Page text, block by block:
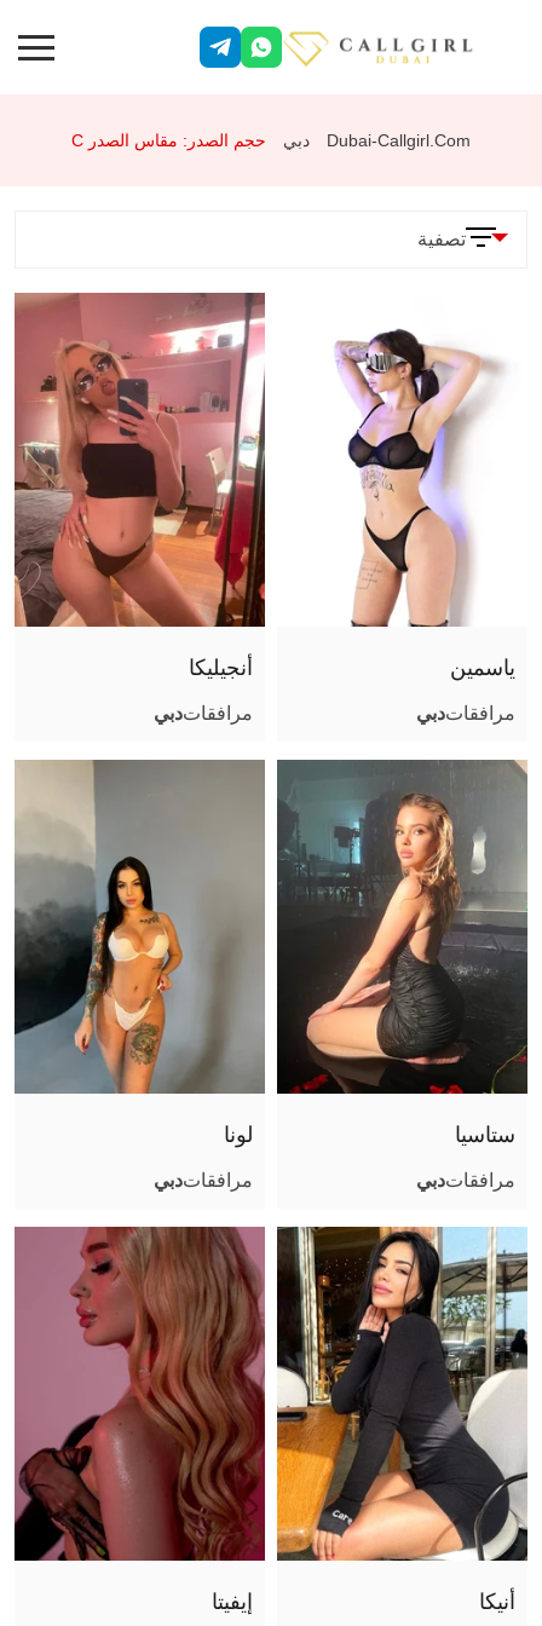
Dubai-Callgirl.com دبي حجم الصدر: مقاس الصدر C
ياسمين
مرافقاتدبي
أنجيليكا
مرافقاتدبي
ستاسيا
مرافقاتدبي
لونا
مرافقاتدبي
أنيكا إيفيتا
تصفية
المعلمات
الخدمات
وضعية 69
جنس شرجي
تقييد
صور عادية (أثناء اللقاء)
جنس تقليدي مهبلي
قذف على الجسم
لحس مهبلي
مص عميق
كلام بذيء
سيطرة
ثنائي مع فتاة
مساج مثير
صور مثيرة (أثناء اللقاء)
ملاعبة
فتشية القدم
تبول (أعطي)
تبول (أتلقى)
جنس جماعي
استمناء باليد
كاماسوترا
استمناء
جنس فموي بدون واقي
مساج البروستاتا